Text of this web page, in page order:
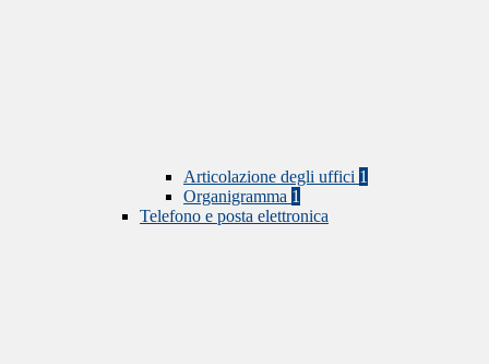
Articolazione degli uffici 1
Organigramma 1
Telefono e posta elettronica